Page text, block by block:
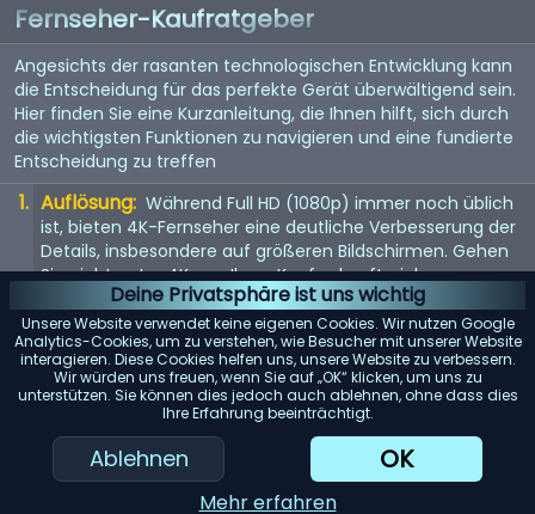
Deine Privatsphäre ist uns wichtig
Unsere Website verwendet keine eigenen Cookies. Wir nutzen Google
Analytics-Cookies, um zu verstehen, wie Besucher mit unserer Website
interagieren. Diese Cookies helfen uns, unsere Website zu verbessern.
Wir würden uns freuen, wenn Sie auf „OK“ klicken, um uns zu
unterstützen. Sie können dies jedoch auch ablehnen, ohne dass dies
Ihre Erfahrung beeinträchtigt.
Ablehnen OK
Mehr erfahren
Fernseher-Kaufratgeber
Angesichts der rasanten technologischen Entwicklung kann
die Entscheidung für das perfekte Gerät überwältigend sein.
Hier finden Sie eine Kurzanleitung, die Ihnen hilft, sich durch
die wichtigsten Funktionen zu navigieren und eine fundierte
Entscheidung zu treffen
Auflösung: Während Full HD (1080p) immer noch üblich
ist, bieten 4K-Fernseher eine deutliche Verbesserung der
Details, insbesondere auf größeren Bildschirmen. Gehen
Sie nicht unter 4K, um Ihren Kauf zukunftssicher zu
machen. 8K steht vor der Tür, aber da Inhalte noch rar
sind, ist dies noch keine Notwendigkeit.
Bildwiederholfrequenz: Achten Sie auf eine
Bildwiederholfrequenz von 120 Hz für flüssigere
Bewegungen. Dies ist besonders wichtig für schnelle
Inhalte wie Sport oder Actionfilme. Eine höhere
Bildwiederholfrequenz kann auch das Spielerlebnis
verbessern.